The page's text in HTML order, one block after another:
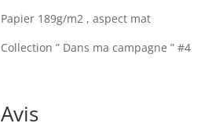
Papier 189g/m2 , aspect mat
Collection ” Dans ma campagne ” #4
Avis